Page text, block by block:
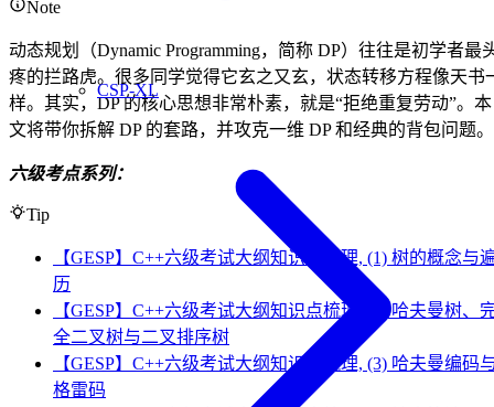
CSP-XL
Note
动态规划（Dynamic Programming，简称 DP）往往是初学者最
疼的拦路虎。很多同学觉得它玄之又玄，状态转移方程像天书
样。其实，DP 的核心思想非常朴素，就是“拒绝重复劳动”。本
文将带你拆解 DP 的套路，并攻克一维 DP 和经典的背包问题。
六级考点系列：
Tip
【GESP】C++六级考试大纲知识点梳理, (1) 树的概念与
历
【GESP】C++六级考试大纲知识点梳理, (2) 哈夫曼树、
全二叉树与二叉排序树
【GESP】C++六级考试大纲知识点梳理, (3) 哈夫曼编码
格雷码